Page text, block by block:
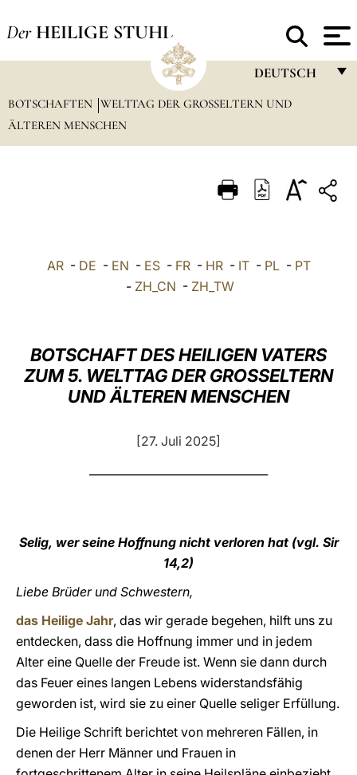
Der HEILIGE STUHL
DEUTSCH
FRANÇAIS
PORTUGUÊS
DEUTSCH
中文
LATINE
BOTSCHAFTEN WELTTAG DER GROSSELTERN UND Ä
LTEREN MENSCHEN
AR- DE - EN - ES- FR- HR- IT- PL- PT
- ZH_CN - ZH_TW
BOTSCHAFT DES HEILIGEN VATERS
ZUM 5. WELTTAG DER GROSSELTERN
UND ÄLTEREN MENSCHEN
[27. Juli 2025]
Selig, wer seine Hoffnung nicht verloren hat (vgl. Sir
14,2)
Liebe Brüder und Schwestern,
das Heilige Jahr, das wir gerade begehen, hilft uns zu
entdecken, dass die Hoffnung immer und in jedem
Alter eine Quelle der Freude ist. Wenn sie dann durch
das Feuer eines langen Lebens widerstandsfähig
geworden ist, wird sie zu einer Quelle seliger Erfüllung.
Die Heilige Schrift berichtet von mehreren Fällen, in
denen der Herr Männer und Frauen in